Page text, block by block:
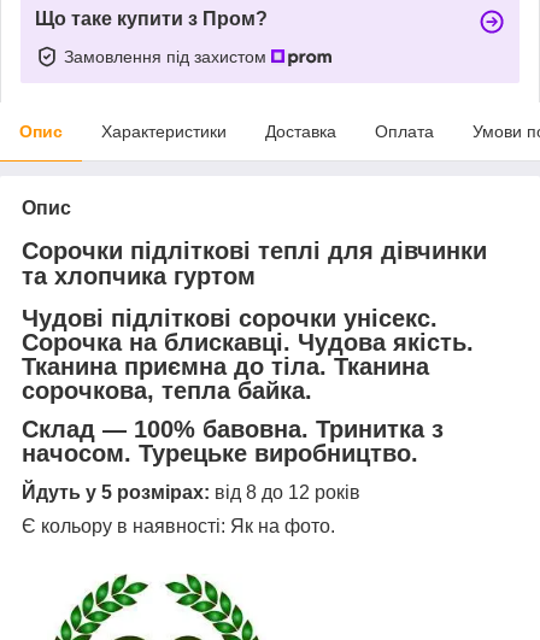
Що таке купити з Пром?
Замовлення під захистом
Опис Характеристики Доставка Оплата Умови
Опис
Сорочки підліткові теплі для дівчинки
та хлопчика гуртом
Чудові підліткові сорочки унісекс.
Сорочка на блискавці. Чудова якість.
Тканина приємна до тіла. Тканина
сорочкова, тепла байка.
Склад — 100% бавовна. Тринитка з
начосом. Турецьке виробництво.
Йдуть у 5 розмірах: від 8 до 12 років
Є кольору в наявності: Як на фото.